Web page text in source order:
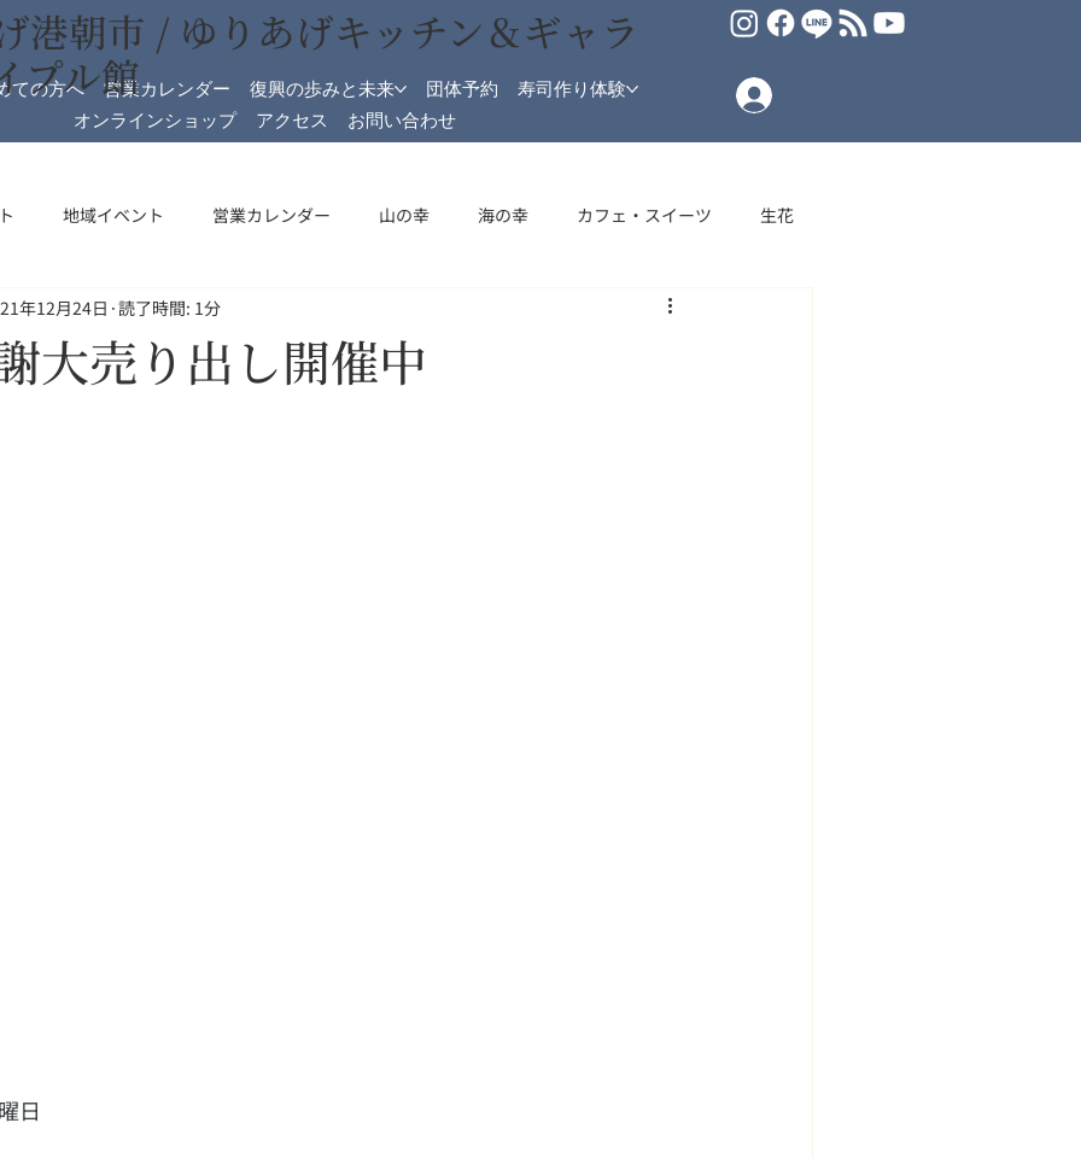
ての方へ 営業カレンダー 復興の歩みと未来 団体予約
寿司作り体験
オンラインショップ
アクセス お問い合わせ
港朝市 / ゆりあげキッチン＆ギャラ
プル館
地域イベント 営業カレンダー 山の幸 海の幸 カフェ・スイーツ 生花
工 メイプル館 メイプル館情報
大売り出し開催中
年12月24日 読了時間: 1分
日